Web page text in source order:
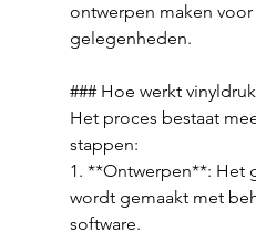
ontwerpen maken
gelegenheden.
### Hoe werkt
Het proces bestaat
stappen:
1. **Ontwerpen**: Het
wordt gemaakt met
software.